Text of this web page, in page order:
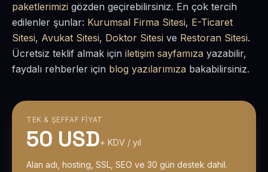
paketlerimizi gözden geçirebilirsiniz. En çok tercih
edilenler şunlar: Kurumsal Firma Sitesi, E-Ticaret
Sitesi, Avukat Sitesi, Doktor Sitesi ve Restoran Sitesi.
Ücretsiz teklif almak için iletişim sayfamıza yazabilir,
faydalı rehberler için blog yazılarımıza bakabilirsiniz.
TEK & ŞEFFAF FIYAT
50 USD+ KDV / yıl
Alan adı, hosting, SSL, SEO ve 30 gün destek dahil.